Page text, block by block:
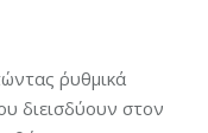
΄ρυθμικά
διεισδύουν στον